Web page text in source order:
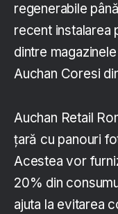
regenerabile
recent
dintre
Auchan Coresi
Auchan Retail
țară cu panouri
Acestea vor
20% din
ajuta la evitarea